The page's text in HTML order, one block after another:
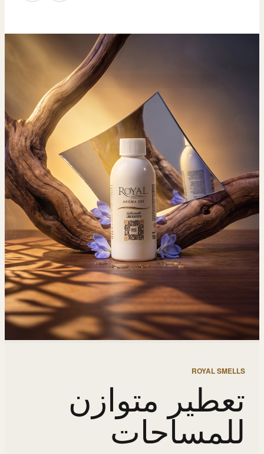
ROYAL SMELLS
تعطير متوازن
للمساحات